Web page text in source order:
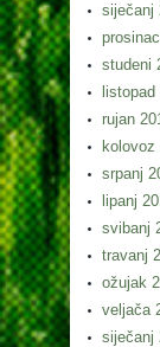
siječanj
studeni
rujan
kolovoz
srpanj
lipanj
svibanj
travanj
ožujak
veljača
siječanj